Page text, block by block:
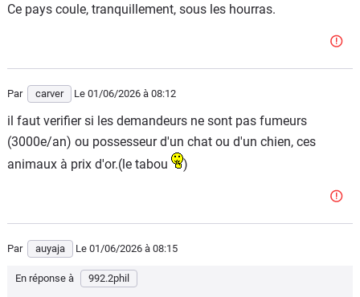
Ce pays coule, tranquillement, sous les hourras.
Par carver Le 01/06/2026 à 08:12
il faut verifier si les demandeurs ne sont pas fumeurs
(3000e/an) ou possesseur d'un chat ou d'un chien, ces
animaux à prix d'or.(le tabou
)
Par auyaja Le 01/06/2026 à 08:15
En réponse à 992.2phil